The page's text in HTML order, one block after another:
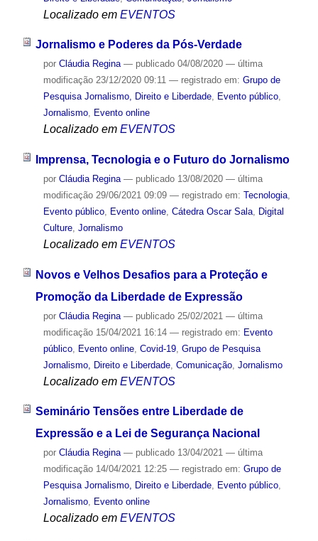
Localizado em EVENTOS
Jornalismo e Poderes da Pós-Verdade
por Cláudia Regina — publicado04/08/2020 — última
modificação23/12/2020 09:11 — registrado em: Grupo de
Pesquisa Jornalismo, Direito e Liberdade, Evento público,
Jornalismo, Evento online
Localizado em EVENTOS
Imprensa, Tecnologia e o Futuro do Jornalismo
por Cláudia Regina — publicado13/08/2020 — última
modificação29/06/2021 09:09 — registrado em: Tecnologia,
Evento público, Evento online, Cátedra Oscar Sala, Digital
Culture, Jornalismo
Localizado em EVENTOS
Novos e Velhos Desafios para a Proteção e
Promoção da Liberdade de Expressão
por Cláudia Regina — publicado25/02/2021 — última
modificação15/04/2021 16:14 — registrado em: Evento
público, Evento online, Covid-19, Grupo de Pesquisa
Jornalismo, Direito e Liberdade, Comunicação, Jornalismo
Localizado em EVENTOS
Seminário Tensões entre Liberdade de
Expressão e a Lei de Segurança Nacional
por Cláudia Regina — publicado13/04/2021 — última
modificação14/04/2021 12:25 — registrado em: Grupo de
Pesquisa Jornalismo, Direito e Liberdade, Evento público,
Jornalismo, Evento online
Localizado em EVENTOS